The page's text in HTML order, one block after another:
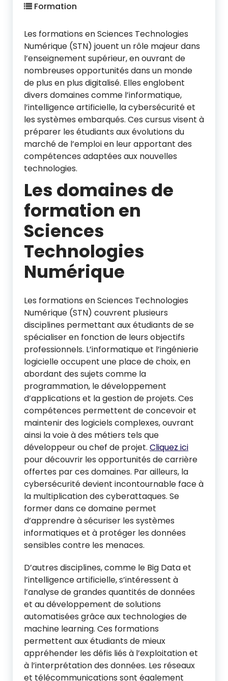
Formation
Les formations en Sciences Technologies
Numérique (STN) jouent un rôle majeur dans
l’enseignement supérieur, en ouvrant de
nombreuses opportunités dans un monde
de plus en plus digitalisé. Elles englobent
divers domaines comme l’informatique,
l’intelligence artificielle, la cybersécurité et
les systèmes embarqués. Ces cursus visent à
préparer les étudiants aux évolutions du
marché de l’emploi en leur apportant des
compétences adaptées aux nouvelles
technologies.
Les domaines de
formation en
Sciences
Technologies
Numérique
Les formations en Sciences Technologies
Numérique (STN) couvrent plusieurs
disciplines permettant aux étudiants de se
spécialiser en fonction de leurs objectifs
professionnels. L’informatique et l’ingénierie
logicielle occupent une place de choix, en
abordant des sujets comme la
programmation, le développement
d’applications et la gestion de projets. Ces
compétences permettent de concevoir et
maintenir des logiciels complexes, ouvrant
ainsi la voie à des métiers tels que
développeur ou chef de projet. Cliquez ici
pour découvrir les opportunités de carrière
offertes par ces domaines. Par ailleurs, la
cybersécurité devient incontournable face à
la multiplication des cyberattaques. Se
former dans ce domaine permet
d’apprendre à sécuriser les systèmes
informatiques et à protéger les données
sensibles contre les menaces.
D’autres disciplines, comme le Big Data et
l’intelligence artificielle, s’intéressent à
l’analyse de grandes quantités de données
et au développement de solutions
automatisées grâce aux technologies de
machine learning. Ces formations
permettent aux étudiants de mieux
appréhender les défis liés à l’exploitation et
à l’interprétation des données. Les réseaux
et télécommunications sont également